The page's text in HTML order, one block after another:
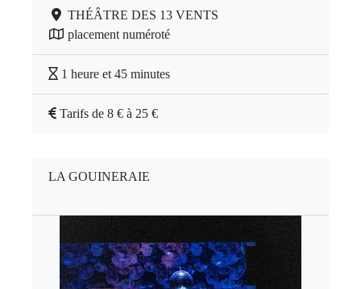
THÉÂTRE DES 13 VENTS
placement numéroté
1 heure et 45 minutes
Tarifs de 8 € à 25 €
LA GOUINERAIE